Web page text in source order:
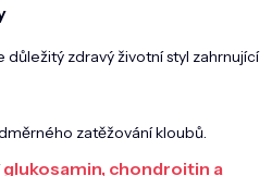
zdravý životní styl zahrnující
zatěžování kloubů.
glukosamin, chondroitin a